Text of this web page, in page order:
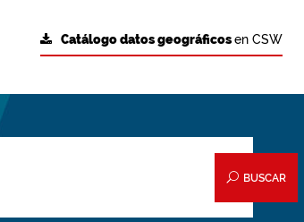
Catálogo datos geográficosen CSW
BUSCAR